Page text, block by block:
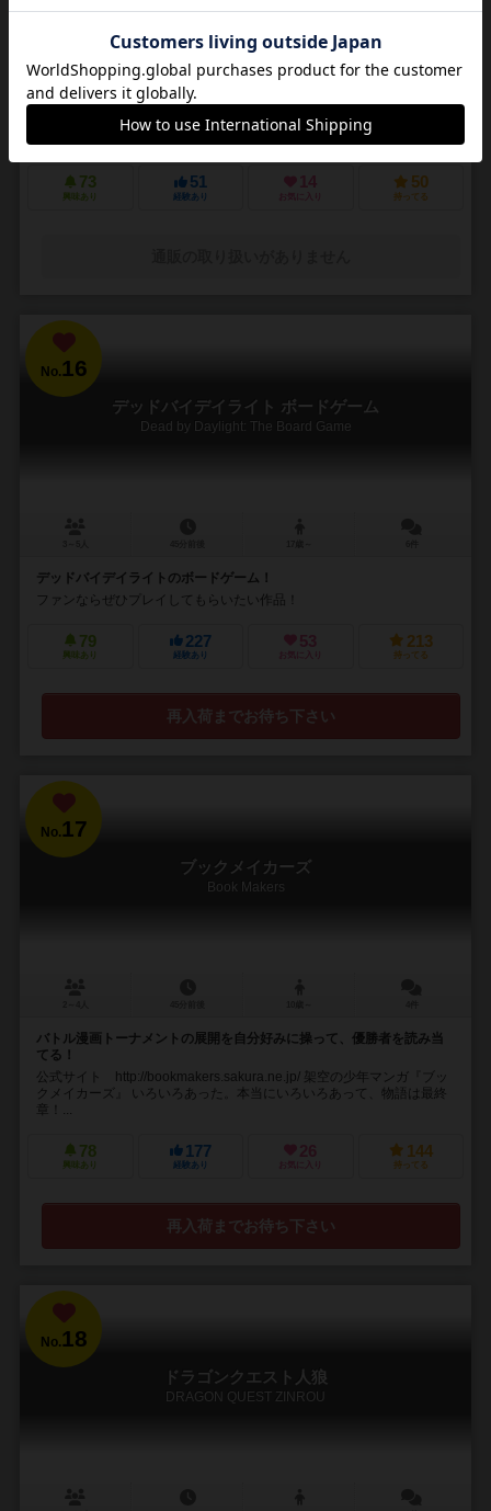
悪夢のような街で他の狩人を出し抜いて「血の遺志」を集めろ
ＰＳ４で発売されたフロムソフトウェアのブラッドボーンのカードゲ
ーム化。 かつて栄華を極めた古都ヤーナムでは風土病「獣の病」がは
73
興味あり
51
経験あり
14
お気に入り
50
持ってる
No. 16
デッドバイデイライト ボードゲーム
Dead by Daylight: The Board Game
デッドバイデイライトのボードゲーム！
ファンならぜひプレイしてもらいたい作品！
79
興味あり
227
経験あり
53
お気に入り
213
持ってる
再入荷までお待ち下さい
No.17
ブックメイカーズ
Book Makers
バトル漫画トーナメントの展開を自分好みに操って、優勝者を読み当
てる！
公式サイト http://bookmakers.sakura.ne.jp/ 架空の少年マンガ『ブッ
クメイカーズ』 いろいろあった。本当にいろいろあって、物語は最終
章！...
78
興味あり
177
経験あり
26
お気に入り
144
持ってる
再入荷までお待ち下さい
No.18
ドラゴンクエスト人狼
DRAGON QUEST ZINROU